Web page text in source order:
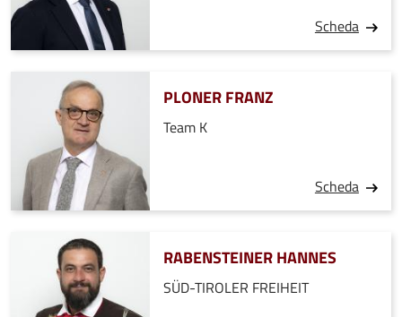
Scheda
PLONER FRANZ
Team K
Scheda
RABENSTEINER HANNES
SÜD-TIROLER FREIHEIT